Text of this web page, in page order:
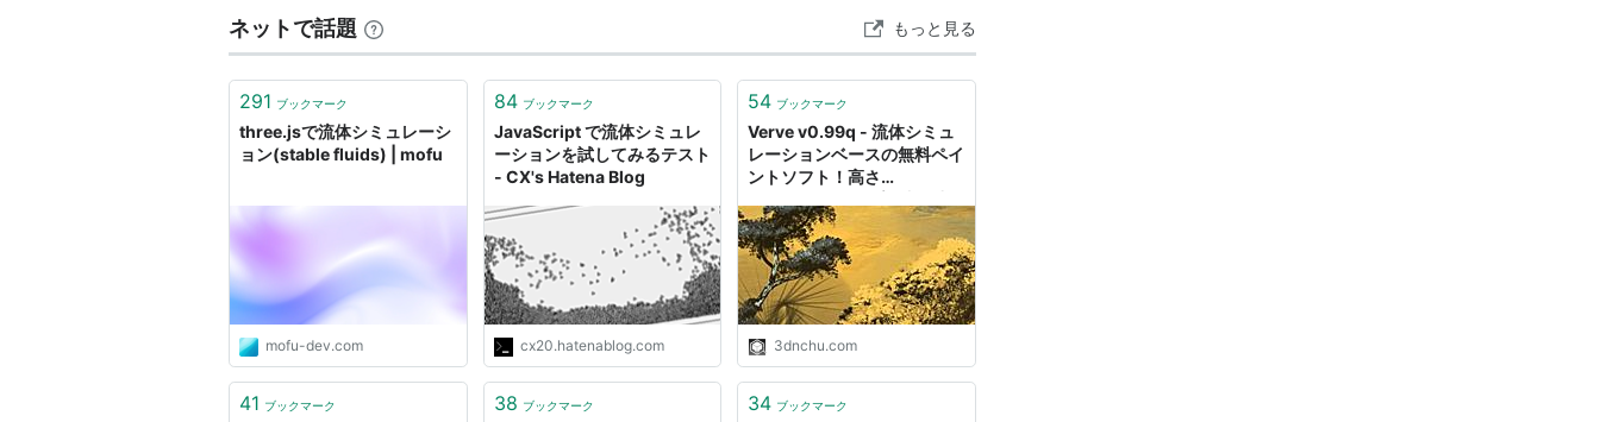
ネットで話題 もっと見る
291 ブックマーク
three.jsで流体シミュレーシ
ョン(stable fluids) | mofu
mofu-dev.com
84 ブックマーク
JavaScript で流体シミュレ
ーションを試してみるテスト
- CX's Hatena Blog
cx20.hatenablog.com
54 ブックマーク
Verve v0.99q - 流体シミュ
レーションベースの無料ペイ
ントソフト！高さ
しが可能に！プレリリースバ
ージョンが公開！
3dnchu.com
41 ブックマーク 38 ブックマーク 34 ブックマーク